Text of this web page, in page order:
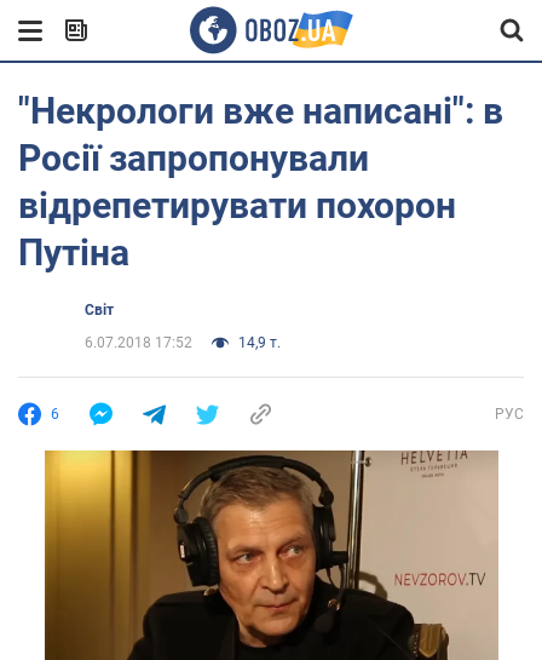
"Некрологи вже написані": в
Росії запропонували
відрепетирувати похорон
Путіна
Світ
6.07.2018 17:52
14,9 т.
6 РУС